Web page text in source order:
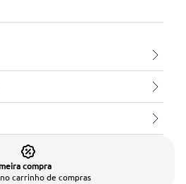
compra
carrinho de compras